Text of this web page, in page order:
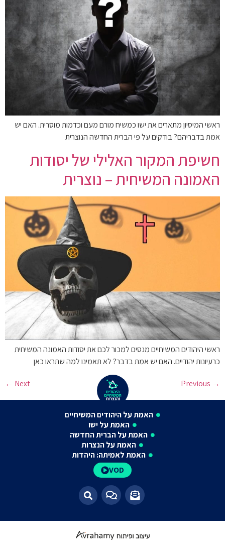
ראשי המיסיון מתארים את ישו כמשיח מורם מעם וכדמות מוסרית. האם יש
אמת בדבריהם? בודקים על פי הברית החדשה הנוצרית
חשיפת המקור האלילי של יסודות
האמונה המשיחית – נוצרית
ראשי היהודים המשיחיים מנסים למכור לכם את יסודות האמונה המשיחית
כרעיונות יהודיים. האם יש אמת בדבר? לא תאמינו למה שתראו כאן
→
Next
←
האמת על היהודים המשיחיים
האמת על ישו
האמת על הברית החדשה
האמת על הנצרות
האמת לאמיתה: היהדות
VOD